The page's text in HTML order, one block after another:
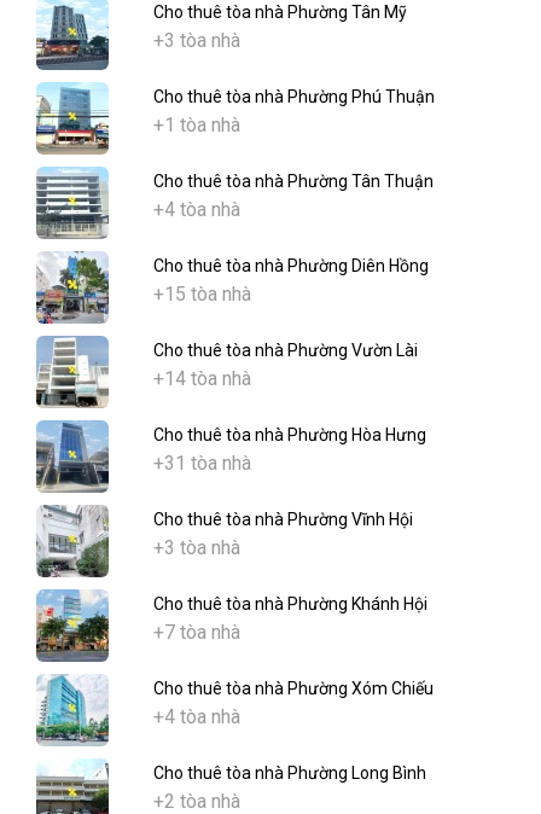
Cho thuê tòa nhà Phường Tân Mỹ
+3 tòa nhà
Cho thuê tòa nhà Phường Phú Thuận
+1 tòa nhà
Cho thuê tòa nhà Phường Tân Thuận
+4 tòa nhà
Cho thuê tòa nhà Phường Diên Hồng
+15 tòa nhà
Cho thuê tòa nhà Phường Vườn Lài
+14 tòa nhà
Cho thuê tòa nhà Phường Hòa Hưng
+31 tòa nhà
Cho thuê tòa nhà Phường Vĩnh Hội
+3 tòa nhà
Cho thuê tòa nhà Phường Khánh Hội
+7 tòa nhà
Cho thuê tòa nhà Phường Xóm Chiếu
+4 tòa nhà
Cho thuê tòa nhà Phường Long Bình
+2 tòa nhà